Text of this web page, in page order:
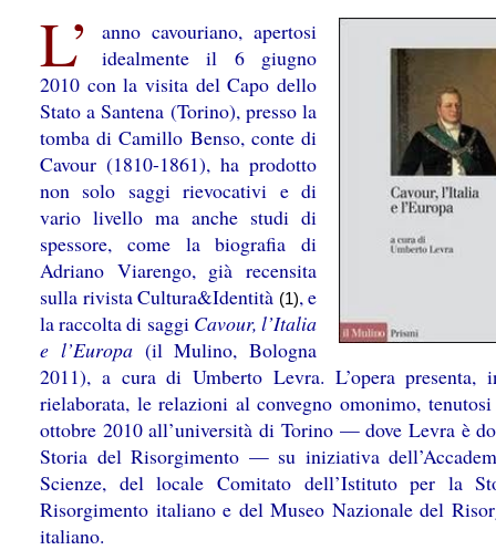
L’
anno cavouriano, apertosi
idealmente il 6 giugno
2010 con la visita del Capo dello
Stato a Santena (Torino), presso la
tomba di Camillo Benso, conte di
Cavour (1810-1861), ha prodotto
non solo saggi rievocativi e di
vario livello ma anche studi di
spessore, come la biografia di
Adriano Viarengo, già recensita
sulla rivista Cultura&Identità (1), e
la raccolta di saggi Cavour, l’Italia
e l’Europa(il Mulino, Bologna
2011), a cura di Umberto Levra. L’opera presenta,
rielaborata, le relazioni al convegno omonimo,
ottobre 2010 all’università di Torino — dove Levra è
Storia del Risorgimento — su iniziativa
Scienze, del locale Comitato dell’Istituto per la
Risorgimento italiano e del Museo Nazionale del
italiano.